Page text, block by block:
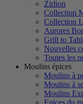
Zirlion
Collection
Collection
Aurores
Grill to
Nouvelles
Toutes les
Moulins épices
Moulins à
Moulins à
Moulins
Epices du